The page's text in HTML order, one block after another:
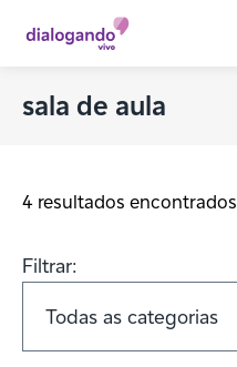
sala de aula
4 resultados encontrados
Filtrar: